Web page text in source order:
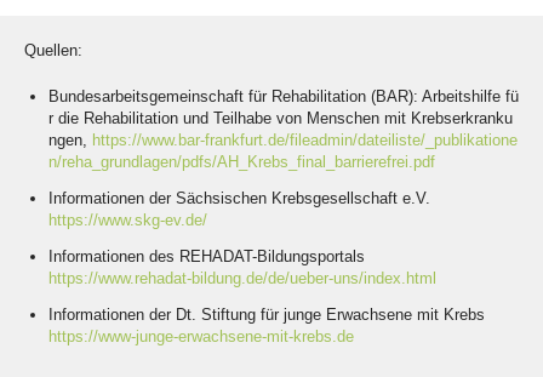
Quellen:
Bundesarbeitsgemeinschaft für Rehabilitation (BAR): Arbeitshilfe fü
r die Rehabilitation und Teilhabe von Menschen mit Krebserkranku
ngen, https://www.bar-frankfurt.de/fileadmin/dateiliste/_publikatione
n/reha_grundlagen/pdfs/AH_Krebs_final_barrierefrei.pdf
Informationen der Sächsischen Krebsgesellschaft e.V.
https://www.skg-ev.de/
Informationen des REHADAT-Bildungsportals
https://www.rehadat-bildung.de/de/ueber-uns/index.html
Informationen der Dt. Stiftung für junge Erwachsene mit Krebs
https://www-junge-erwachsene-mit-krebs.de